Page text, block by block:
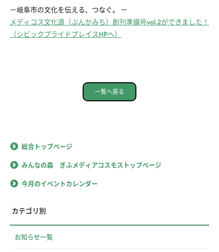
－岐阜市の文化を伝える、つなぐ。 －
メディコス文化道（ぶんかみち）創刊準備号vol.2ができました！
（シビックプライドプレイスHPへ）
一覧へ戻る
総合トップページ
みんなの森 ぎふメディアコスモストップページ
今月のイベントカレンダー
カテゴリ別
お知らせ一覧